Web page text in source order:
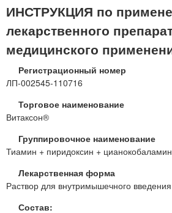
ИНСТРУКЦИЯ по
лекарственного
медицинского
Регистрационный номер
ЛП-002545-110716
Торговое наименование
Витаксон®
Группировочное наименование
Тиамин + пиридоксин +
Лекарственная форма
Раствор для внутримышечного введения
Состав: